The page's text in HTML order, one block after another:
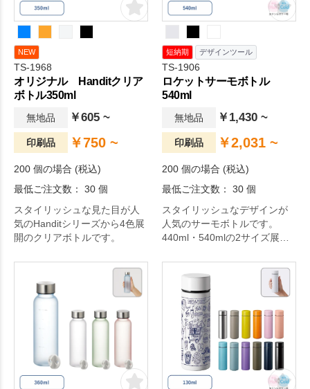
NEW
TS-1968
オリジナル Handitクリア
ボトル350ml
無地品 ￥605 ~
印刷品 ￥750 ~
200 個の場合 (税込)
最低ご注文数： 30 個
スタイリッシュな見た目が人
気のHanditシリーズから4色展
開のクリアボトルです。
短納期 デザインツール
TS-1906
ロケットサーモボトル
540ml
無地品 ￥1,430 ~
印刷品 ￥2,031 ~
200 個の場合 (税込)
最低ご注文数： 30 個
スタイリッシュなデザインが
人気のサーモボトルです。
440ml・540mlの2サイズ展開
どのレジャーシーンにも使え
る大容量サイズです。